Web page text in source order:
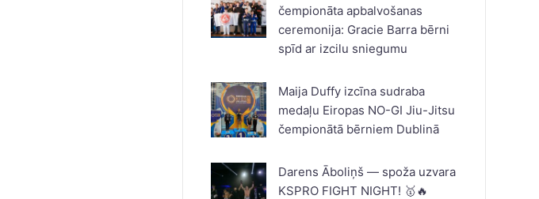
čempionāta apbalvošanas
ceremonija: Gracie Barra bērni
spīd ar izcilu sniegumu
Maija Duffy izcīna sudraba
medaļu Eiropas NO-GI Jiu-Jitsu
čempionātā bērniem Dublinā
Darens Āboliņš — spoža uzvara
KSPRO FIGHT NIGHT! 🥇🔥